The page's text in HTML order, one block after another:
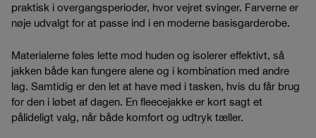
praktisk i overgangsperioder, hvor vejret svinger. Farverne er
nøje udvalgt for at passe ind i en moderne basisgarderobe.
Materialerne føles lette mod huden og isolerer effektivt, så
jakken både kan fungere alene og i kombination med andre
lag. Samtidig er den let at have med i tasken, hvis du får brug
for den i løbet af dagen. En fleecejakke er kort sagt et
pålideligt valg, når både komfort og udtryk tæller.